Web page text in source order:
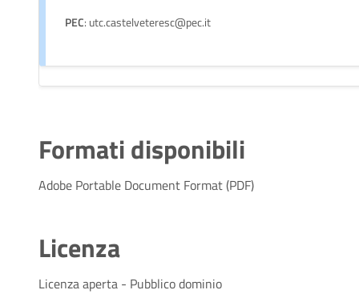
PEC: utc.castelveteresc@pec.it
Formati disponibili
Adobe Portable Document Format (PDF)
Licenza
Licenza aperta - Pubblico dominio